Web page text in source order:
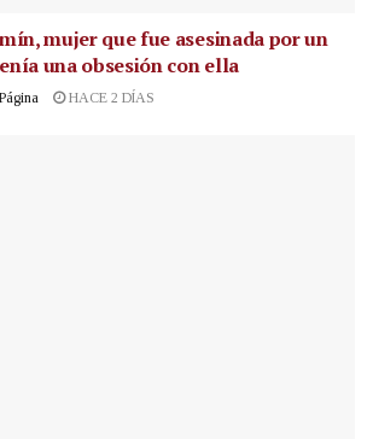
mujer que fue asesinada por un
una obsesión con ella
HACE 2 DÍAS